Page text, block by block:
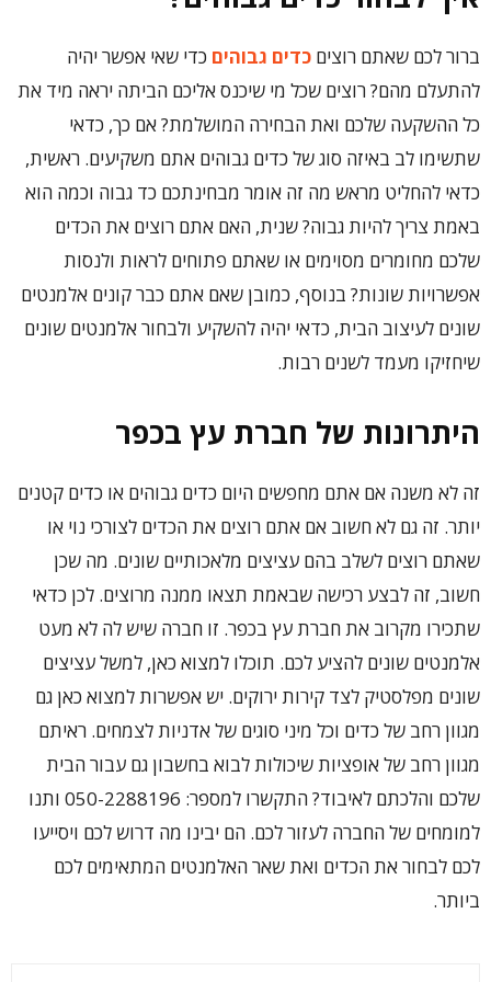
ברור לכם שאתם רוצים כדים גבוהים כדי שאי אפשר יהיה
להתעלם מהם? רוצים שכל מי שיכנס אליכם הביתה יראה מיד את
כל ההשקעה שלכם ואת הבחירה המושלמת? אם כך, כדאי
שתשימו לב באיזה סוג של כדים גבוהים אתם משקיעים. ראשית,
כדאי להחליט מראש מה זה אומר מבחינתכם כד גבוה וכמה הוא
באמת צריך להיות גבוה? שנית, האם אתם רוצים את הכדים
שלכם מחומרים מסוימים או שאתם פתוחים לראות ולנסות
אפשרויות שונות? בנוסף, כמובן שאם אתם כבר קונים אלמנטים
שונים לעיצוב הבית, כדאי יהיה להשקיע ולבחור אלמנטים שונים
שיחזיקו מעמד לשנים רבות.
היתרונות של חברת עץ בכפר
זה לא משנה אם אתם מחפשים היום כדים גבוהים או כדים קטנים
יותר. זה גם לא חשוב אם אתם רוצים את הכדים לצורכי נוי או
שאתם רוצים לשלב בהם עציצים מלאכותיים שונים. מה שכן
חשוב, זה לבצע רכישה שבאמת תצאו ממנה מרוצים. לכן כדאי
שתכירו מקרוב את חברת עץ בכפר. זו חברה שיש לה לא מעט
אלמנטים שונים להציע לכם. תוכלו למצוא כאן, למשל עציצים
שונים מפלסטיק לצד קירות ירוקים. יש אפשרות למצוא כאן גם
מגוון רחב של כדים וכל מיני סוגים של אדניות לצמחים. ראיתם
מגוון רחב של אופציות שיכולות לבוא בחשבון גם עבור הבית
שלכם והלכתם לאיבוד? התקשרו למספר: 050-2288196 ותנו
למומחים של החברה לעזור לכם. הם יבינו מה דרוש לכם ויסייעו
לכם לבחור את הכדים ואת שאר האלמנטים המתאימים לכם
ביותר.